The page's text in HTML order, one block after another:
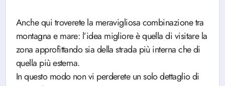
Anche qui troverete la meravigliosa combinazione tra
montagna e mare: l’idea migliore è quella di visitare la
zona approfittando sia della strada più interna che di
quella più esterna.
In questo modo non vi perderete un solo dettaglio di